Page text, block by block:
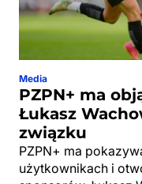
Media
PZPN+ ma
Łukasz
związku
PZPN+ ma
użytkownikach i